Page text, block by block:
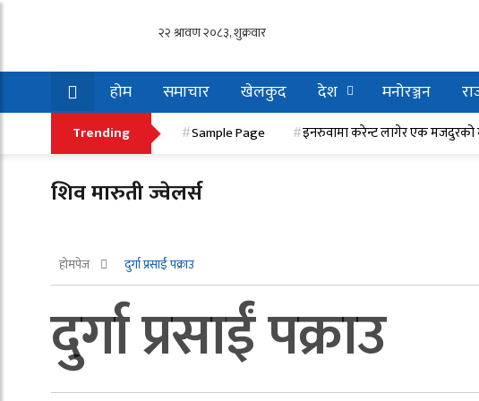
होम समाचार खेलकुद देश मनोरञ्जन
इनरुवामा करेन्ट लागेर एक मजदुरको मृत्यु, एक गम्भीर घाइते
Trending Sample Page इनरुवामा करेन्ट लागेर एक मजदुरको
शिव मारुती ज्वेलर्स
होमपेज दुर्गा प्रसाईं पक्राउ
दुर्गा प्रसाईं पक्राउ